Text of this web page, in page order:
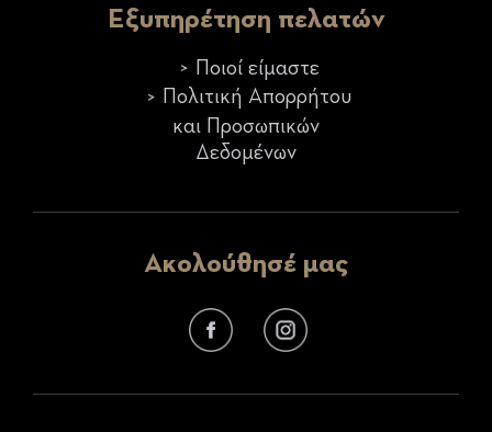
Εξυπηρέτηση πελατών
Ποιοί είμαστε
Πολιτική Απορρήτου
και Προσωπικών
Δεδομένων
Ακολούθησέ μας